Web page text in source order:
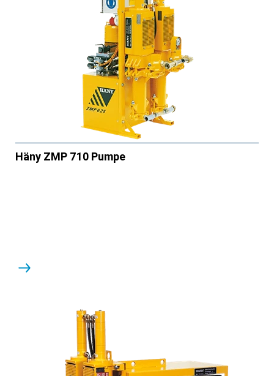
Häny ZMP 710 Pumpe